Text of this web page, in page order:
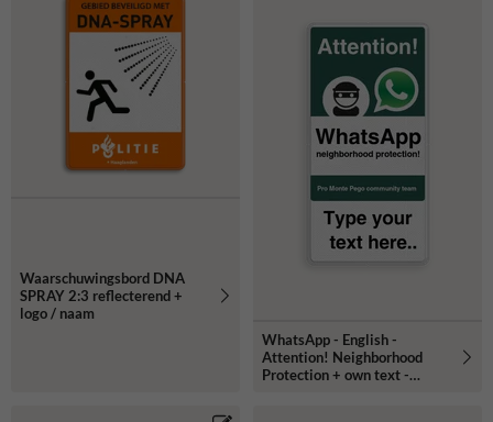
Waarschuwingsbord DNA
SPRAY 2:3 reflecterend +
logo / naam
WhatsApp - English -
Attention! Neighborhood
Protection + own text -